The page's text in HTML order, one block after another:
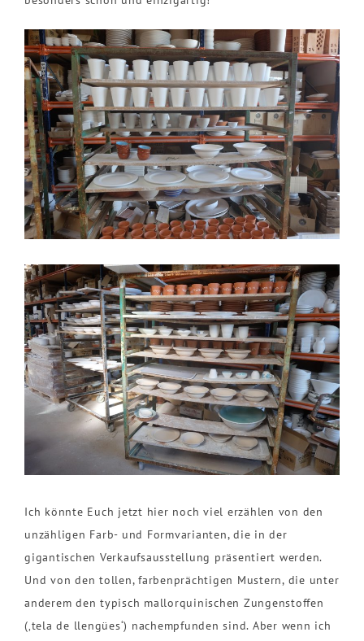
Ich könnte Euch jetzt hier noch viel erzählen von den
unzähligen Farb- und Formvarianten, die in der
gigantischen Verkaufsausstellung präsentiert werden.
Und von den tollen, farbenprächtigen Mustern, die unter
anderem den typisch mallorquinischen Zungenstoffen
(‚tela de llengües‘) nachempfunden sind. Aber wenn ich